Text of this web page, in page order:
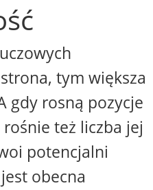
tym większa
gdy rosną pozycje
też liczba jej
potencjalni
obecna